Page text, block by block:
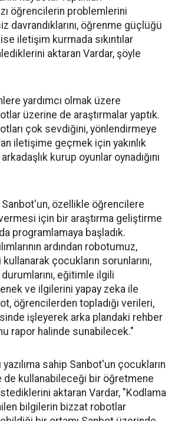
öğrencilerin problemlerini
davrandıklarını, öğrenme güçlüğü
iletişim kurmada sıkıntılar
aktaran Vardar, şöyle
yardımcı olmak üzere
üzerine de araştırmalar yaptık.
çok sevdiğini, yönlendirmeye
iletişime geçmek için yakınlık
kurup oyunlar oynadığını
özellikle öğrencilere
için bir araştırma geliştirme
programlamaya başladık.
ardından robotumuz,
çocukların sorunlarını,
durumlarını, eğitimle ilgili
ve ilgilerini yapay zeka ile
öğrencilerden topladığı verileri,
işleyerek arka plandaki rehber
rapor halinde sunabilecek."
sahip Sanbot'un çocukların
de kullanabileceği bir öğretmene
aktaran Vardar, "Kodlama
bilgilerin bizzat robotlar